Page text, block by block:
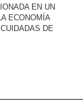
EN UN
ECONOMÍA
DE